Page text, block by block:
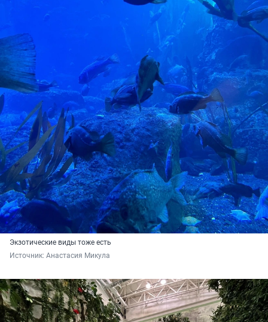
Экзотические виды тоже есть
Источник: Анастасия Микула